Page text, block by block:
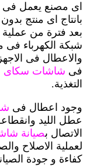
اى مصنع يعمل فى
بانتاج اى منتج
بعد فترة من
شبكة الكهرباء
والاعطال فى
فى شاشات سكاى
التغذية.
وجود اعطال فى
عطل الليد
الاتصال بصيانة
لعملية الاصلاح
كفاءة و جودة